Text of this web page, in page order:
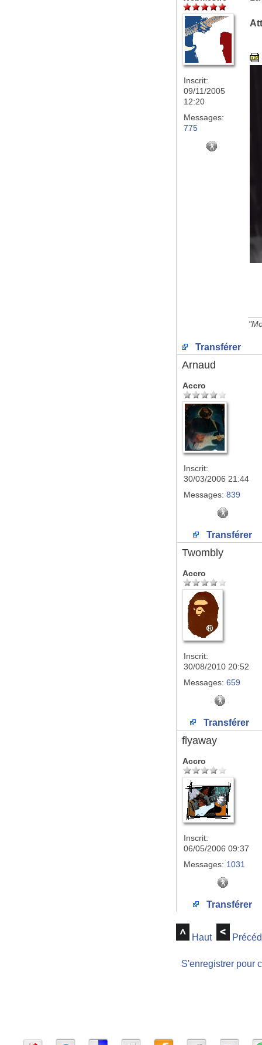
Inscrit:
09/11/2005
12:20
Messages:
775
Transférer
Arnaud
Accro
Inscrit:
30/03/2006 21:44
Messages: 839
Transférer
Twombly
Accro
Inscrit:
30/08/2010 20:52
Messages: 659
Transférer
flyaway
Accro
Inscrit:
06/05/2006 09:37
Messages: 1031
Transférer
Haut
S'enregistrer pour